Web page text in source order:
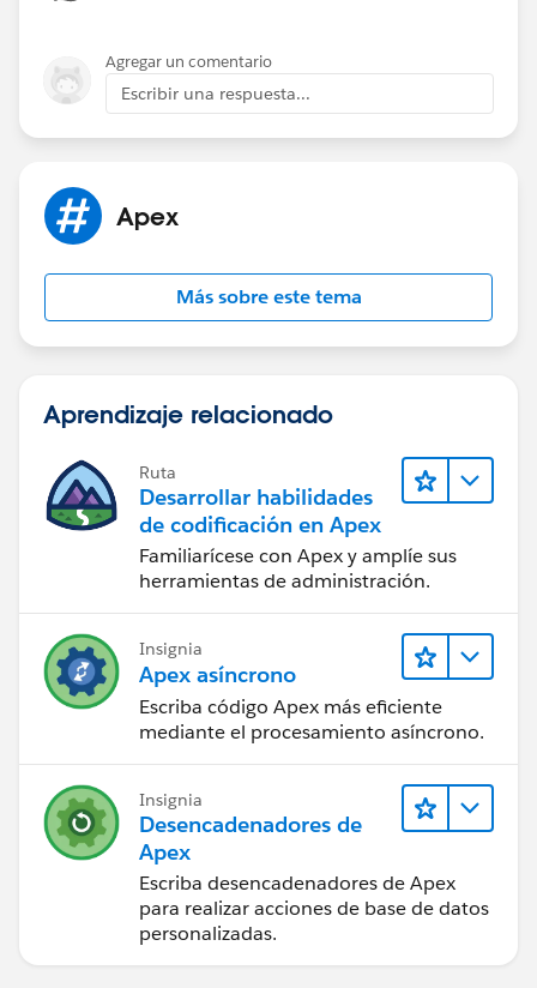
Agregar un comentario
Escribir una respuesta...
Apex
Más sobre este tema
Aprendizaje relacionado
Ruta
Desarrollar habilidades
de codificación en Apex
Familiarícese con Apex y amplíe sus
herramientas de administración.
Insignia
Apex asíncrono
Escriba código Apex más eficiente
mediante el procesamiento asíncrono.
Insignia
Desencadenadores de
Apex
Escriba desencadenadores de Apex
para realizar acciones de base de datos
personalizadas.